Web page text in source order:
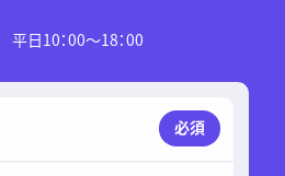
日10：00～18：00
必須